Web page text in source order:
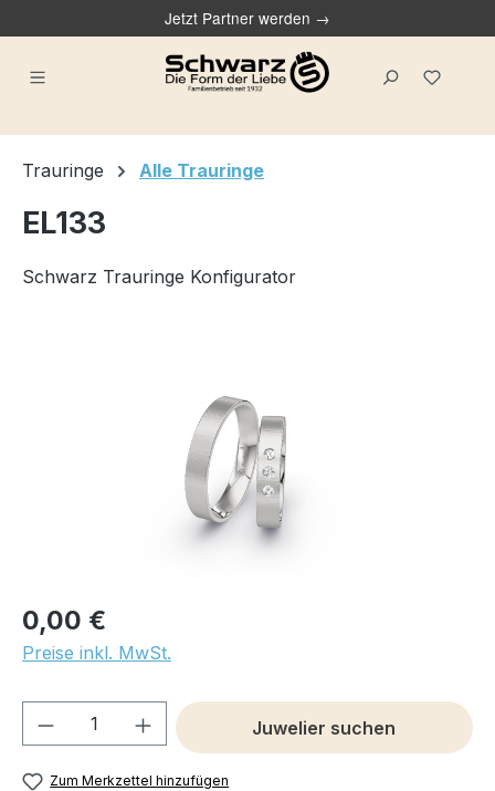
Jetzt Partner werden →
Trauringe Alle Trauringe
EL133
Schwarz Trauringe Konfigurator
0,00 €
Preise inkl. MwSt.
Produkt Anzahl: Gib denJuwelier suchen
Zum Merkzettel hinzufügen